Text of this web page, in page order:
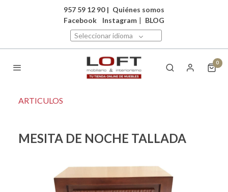
957 59 12 90 | Quiénes somos
Facebook
Instagram | BLOG
Seleccionar idioma
0
ARTICULOS
MESITA DE NOCHE TALLADA